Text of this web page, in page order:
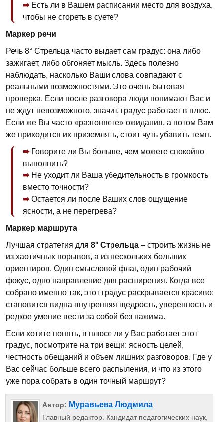
Есть ли в Вашем расписании место для воздуха,
чтобы не сгореть в суете?
Маркер речи
Речь 8° Стрельца часто выдает сам градус: она либо
зажигает, либо обгоняет мысль. Здесь полезно
наблюдать, насколько Ваши слова совпадают с
реальными возможностями. Это очень бытовая
проверка. Если после разговора люди понимают Вас и
не ждут невозможного, значит, градус работает в плюс.
Если же Вы часто «разгоняете» ожидания, а потом Вам
же приходится их приземлять, стоит чуть убавить темп.
Говорите ли Вы больше, чем можете спокойно
выполнить?
Не уходит ли Ваша убедительность в громкость
вместо точности?
Остается ли после Ваших слов ощущение
ясности, а не перегрева?
Маркер маршрута
Лучшая стратегия для 8° Стрельца – строить жизнь не
из хаотичных порывов, а из нескольких больших
ориентиров. Один смысловой флаг, один рабочий
фокус, одно направление для расширения. Когда все
собрано именно так, этот градус раскрывается красиво:
становится видна внутренняя щедрость, уверенность и
редкое умение вести за собой без нажима.
Если хотите понять, в плюсе ли у Вас работает этот
градус, посмотрите на три вещи: ясность целей,
честность обещаний и объем лишних разговоров. Где у
Вас сейчас больше всего распыления, и что из этого
уже пора собрать в один точный маршрут?
Автор: Муравьева Людмила
Главный редактор. Кандидат педагогических наук,